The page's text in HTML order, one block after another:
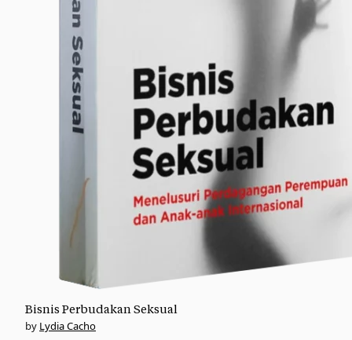
Bisnis Perbudakan Seksual
Lydia Cacho